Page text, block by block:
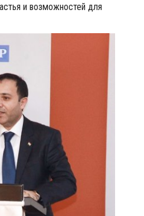
и возможностей для